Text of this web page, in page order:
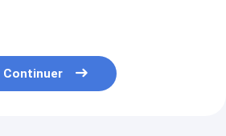
Continuer